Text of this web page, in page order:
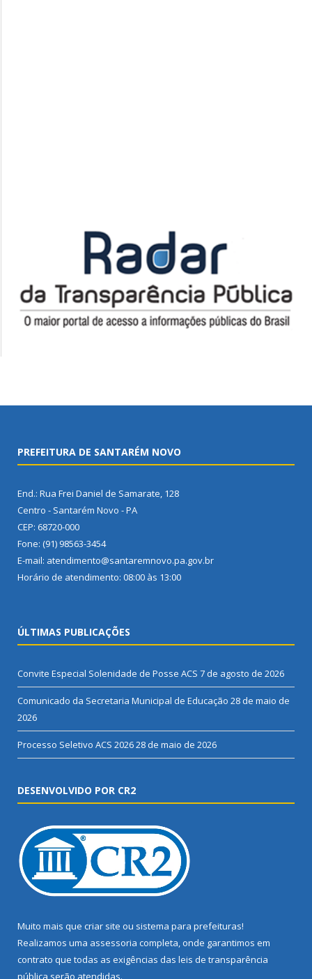
PREFEITURA DE SANTARÉM NOVO
End.: Rua Frei Daniel de Samarate, 128
Centro - Santarém Novo - PA
CEP: 68720-000
Fone: (91) 98563-3454
E-mail: atendimento@santaremnovo.pa.gov.br
Horário de atendimento: 08:00 às 13:00
ÚLTIMAS PUBLICAÇÕES
Convite Especial Solenidade de Posse ACS 7 de agosto de 2026
Comunicado da Secretaria Municipal de Educação 28 de maio de
2026
Processo Seletivo ACS 202628 de maio de 2026
DESENVOLVIDO POR CR2
Muito mais que criar site ou sistema para prefeituras!
Realizamos uma assessoria completa, onde garantimos em
contrato que todas as exigências das leis de transparência
pública serão atendidas.